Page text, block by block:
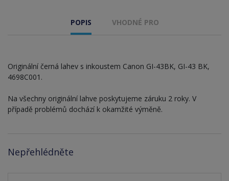
POPIS VHODNÉ PRO
Originální černá lahev s inkoustem Canon GI-43BK, GI-43 BK,
4698C001.
Na všechny originální lahve poskytujeme záruku 2 roky. V
případě problémů dochází k okamžité výměně.
Nepřehlédněte